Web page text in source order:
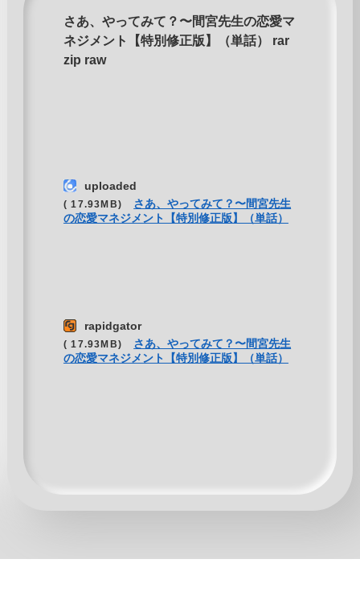
さあ、やってみて？〜間宮先生の恋愛マ
ネジメント【特別修正版】（単話） rar
zip raw
uploaded
( 17.93MB)
さあ、やってみて？〜間宮先生
の恋愛マネジメント【特別修正版】（単話）
rapidgator
( 17.93MB)
さあ、やってみて？〜間宮先生
の恋愛マネジメント【特別修正版】（単話）